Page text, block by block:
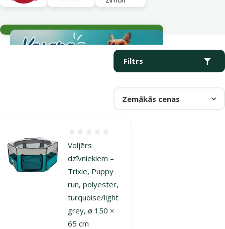
Filtrs
Zemākās cenas
Voljērs
dzīvniekiem –
Trixie, Puppy
run, polyester,
turquoise/light
grey, ø 150 ×
65 cm